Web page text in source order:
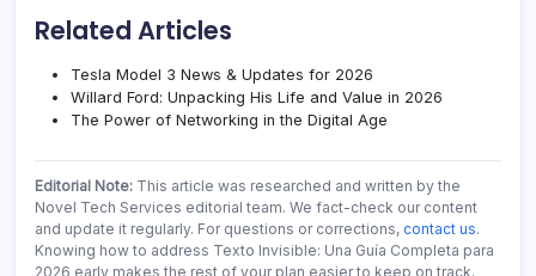
Related Articles
Tesla Model 3 News & Updates for 2026
Willard Ford: Unpacking His Life and Value in 2026
The Power of Networking in the Digital Age
Editorial Note: This article was researched and written by the
Novel Tech Services editorial team. We fact-check our content
and update it regularly. For questions or corrections, contact us.
Knowing how to address Texto Invisible: Una Guía Completa para
2026 early makes the rest of your plan easier to keep on track.